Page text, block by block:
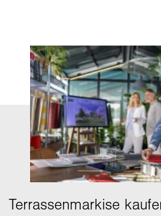
für Terrassenmarkisen sind sehr
UV-Einstrahlung einen
und halten aber leichten Regen
Erfahren Sie hier, welche
Terrassenüberdachungen
Anforderungen eignet
Qualität des Schattens hängt
Tuches und von dessen Farbe
der Sonnenschutzfaktor von
(Ultraviolet Protection Factor).
vergleichbar mit dem
Sonnencremes und gibt an, um
gefahrlose Aufenthalt in der
vom Hauttyp verlängert werden
Hauttyp empfehlen sich
unterschiedlichem UPF.